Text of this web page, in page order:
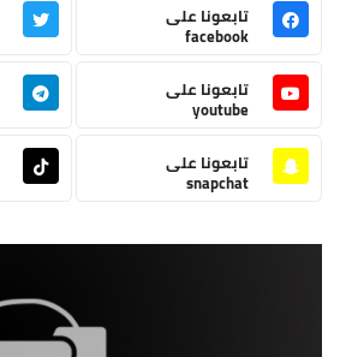
تابعونا على
facebook
تابعونا على
youtube
تابعونا على
snapchat